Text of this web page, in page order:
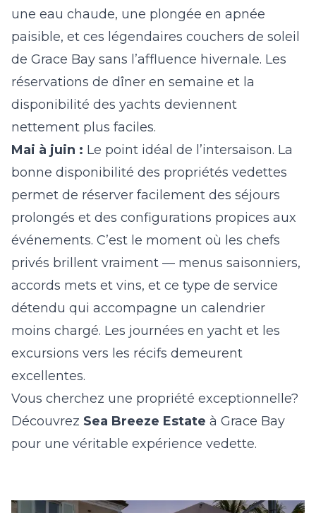
une eau chaude, une plongée en apnée
paisible, et ces légendaires couchers de soleil
de Grace Bay sans l’affluence hivernale. Les
réservations de dîner en semaine et la
disponibilité des yachts deviennent
nettement plus faciles.
Mai à juin : Le point idéal de l’intersaison. La
bonne disponibilité des propriétés vedettes
permet de réserver facilement des séjours
prolongés et des configurations propices aux
événements. C’est le moment où les chefs
privés brillent vraiment — menus saisonniers,
accords mets et vins, et ce type de service
détendu qui accompagne un calendrier
moins chargé. Les journées en yacht et les
excursions vers les récifs demeurent
excellentes.
Vous cherchez une propriété exceptionnelle?
Découvrez Sea Breeze Estate à Grace Bay
pour une véritable expérience vedette.